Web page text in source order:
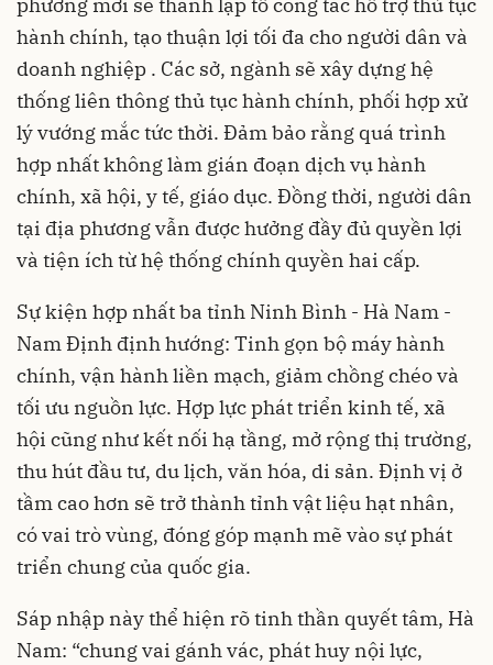
phường mới sẽ thành lập tổ công tác hỗ trợ thủ tục
hành chính, tạo thuận lợi tối đa cho người dân và
doanh nghiệp . Các sở, ngành sẽ xây dựng hệ
thống liên thông thủ tục hành chính, phối hợp xử
lý vướng mắc tức thời. Đảm bảo rằng quá trình
hợp nhất không làm gián đoạn dịch vụ hành
chính, xã hội, y tế, giáo dục. Đồng thời, người dân
tại địa phương vẫn được hưởng đầy đủ quyền lợi
và tiện ích từ hệ thống chính quyền hai cấp.
Sự kiện hợp nhất ba tỉnh Ninh Bình - Hà Nam -
Nam Định định hướng: Tinh gọn bộ máy hành
chính, vận hành liền mạch, giảm chồng chéo và
tối ưu nguồn lực. Hợp lực phát triển kinh tế, xã
hội cũng như kết nối hạ tầng, mở rộng thị trường,
thu hút đầu tư, du lịch, văn hóa, di sản. Định vị ở
tầm cao hơn sẽ trở thành tỉnh vật liệu hạt nhân,
có vai trò vùng, đóng góp mạnh mẽ vào sự phát
triển chung của quốc gia.
Sáp nhập này thể hiện rõ tinh thần quyết tâm, Hà
Nam: “chung vai gánh vác, phát huy nội lực,